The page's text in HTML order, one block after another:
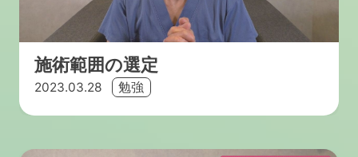
施術範囲の選定
2023.03.28 勉強